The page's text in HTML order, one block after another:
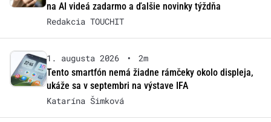
na AI videá zadarmo a ďalšie novinky týždňa
Redakcia TOUCHIT
1. augusta 2026 •
2m
Tento smartfón nemá žiadne rámčeky okolo displeja,
ukáže sa v septembri na výstave IFA
Katarína Šimková